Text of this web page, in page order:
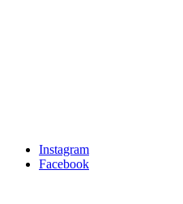
Instagram
Facebook